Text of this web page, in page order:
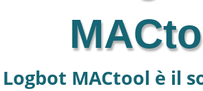
Logbot MACtool è il